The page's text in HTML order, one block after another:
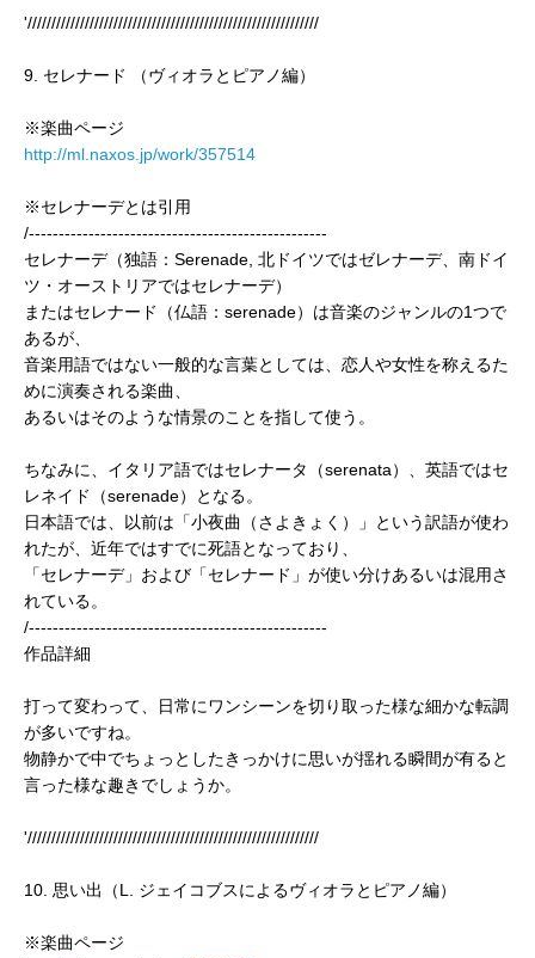
'/////////////////////////////////////////////////////////////
9. セレナード （ヴィオラとピアノ編）
※楽曲ページ
http://ml.naxos.jp/work/357514
※セレナーデとは引用
/--------------------------------------------------
セレナーデ（独語：Serenade, 北ドイツではゼレナーデ、南ドイ
ツ・オーストリアではセレナーデ）
またはセレナード（仏語：serenade）は音楽のジャンルの1つで
あるが、
音楽用語ではない一般的な言葉としては、恋人や女性を称えるた
めに演奏される楽曲、
あるいはそのような情景のことを指して使う。
ちなみに、イタリア語ではセレナータ（serenata）、英語ではセ
レネイド（serenade）となる。
日本語では、以前は「小夜曲（さよきょく）」という訳語が使わ
れたが、近年ではすでに死語となっており、
「セレナーデ」および「セレナード」が使い分けあるいは混用さ
れている。
/--------------------------------------------------
作品詳細
打って変わって、日常にワンシーンを切り取った様な細かな転調
が多いですね。
物静かで中でちょっとしたきっかけに思いが揺れる瞬間が有ると
言った様な趣きでしょうか。
'/////////////////////////////////////////////////////////////
10. 思い出（L. ジェイコブスによるヴィオラとピアノ編）
※楽曲ページ